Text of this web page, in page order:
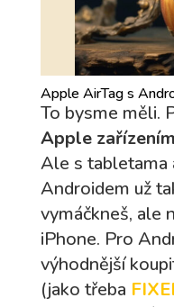
Apple AirTag s
To bysme měli.
Apple
Ale s tabletama
Androidem už
vymáčkneš, ale
iPhone. Pro
výhodnější
(jako třeba